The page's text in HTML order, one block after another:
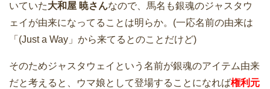
いていた大和屋 暁さんなので、馬名も銀魂のジャスタウ
ェイが由来になってることは明らか。(一応名前の由来は
「(Just a Way」から来てるとのことだけど)
そのためジャスタウェイという名前が銀魂のアイテム由来
だと考えると、ウマ娘として登場することになれば権利元